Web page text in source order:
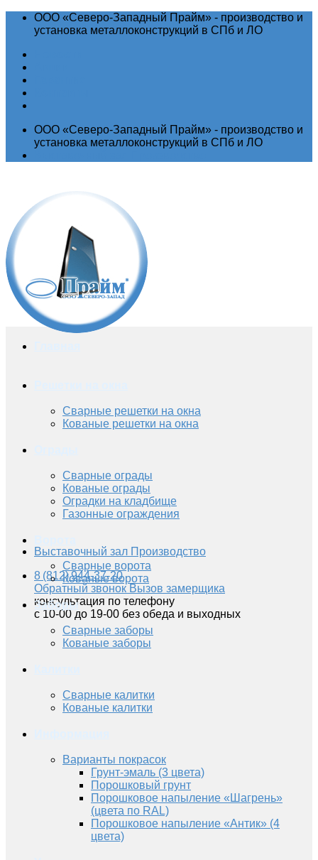
ООО «Северо-Западный Прайм» - производство и
установка металлоконструкций в СПб и ЛО
ООО «Северо-Западный Прайм» - производство и
установка металлоконструкций в СПб и ЛО
Выставочный зал Производство
8 (812) 944-37-20
Обратный звонок Вызов замерщика
консультация по телефону
с 10-00 до 19-00 без обеда и выходных
Сварные решетки на окна
Кованые решетки на окна
Сварные ограды
Кованые ограды
Оградки на кладбище
Газонные ограждения
Сварные ворота
Кованые ворота
Заборы
Сварные заборы
Кованые заборы
Сварные калитки
Кованые калитки
Варианты покрасок
Грунт-эмаль (3 цвета)
Порошковый грунт
Порошковое напыление «Шагрень»
(цвета по RAL)
Порошковое напыление «Антик» (4
цвета)